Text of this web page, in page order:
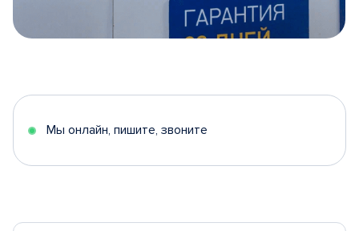
5
Мы онлайн, пишите, звоните